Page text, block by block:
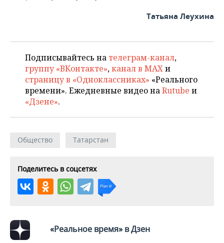
Татьяна Леухина
Подписывайтесь на телеграм-канал,
группу «ВКонтакте»,канал в MAXи
страницу в «Одноклассниках» «Реального
времени». Ежедневные видео наRutube и
«Дзене».
Общество Татарстан
Поделитесь в соцсетях
«Реальное время» в Дзен